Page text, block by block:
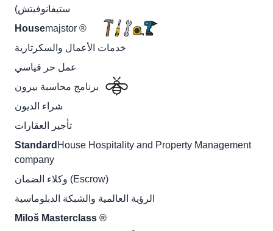
ستيفانوفيتش)
Housemajstor ®
خدمات الأعمال والسكرتارية
عمل حر قياسي
برنامج محاسبة بيرون
شراء الديون
تأجير العقارات
Standard House Hospitality and Property Management
company
وكلاء الضمان (Escrow)
الرؤية العالمية والشبكة الدبلوماسية
Miloš Masterclass ®